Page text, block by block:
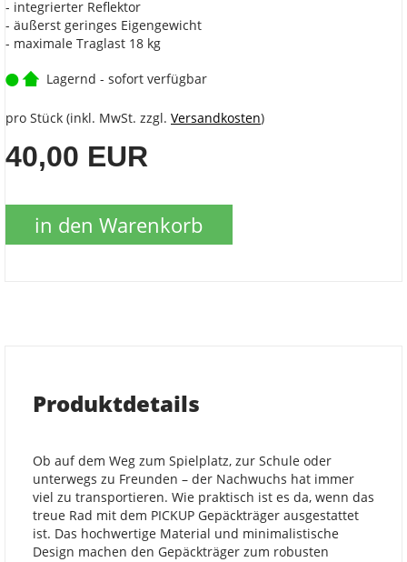
- integrierter Reflektor
- äußerst geringes Eigengewicht
- maximale Traglast 18 kg
Lagernd - sofort verfügbar
pro Stück (inkl. MwSt. zzgl. Versandkosten)
40,00 EUR
in den Warenkorb
Produktdetails
Ob auf dem Weg zum Spielplatz, zur Schule oder
unterwegs zu Freunden – der Nachwuchs hat immer
viel zu transportieren. Wie praktisch ist es da, wenn das
treue Rad mit dem PICKUP Gepäckträger ausgestattet
ist. Das hochwertige Material und minimalistische
Design machen den Gepäckträger zum robusten